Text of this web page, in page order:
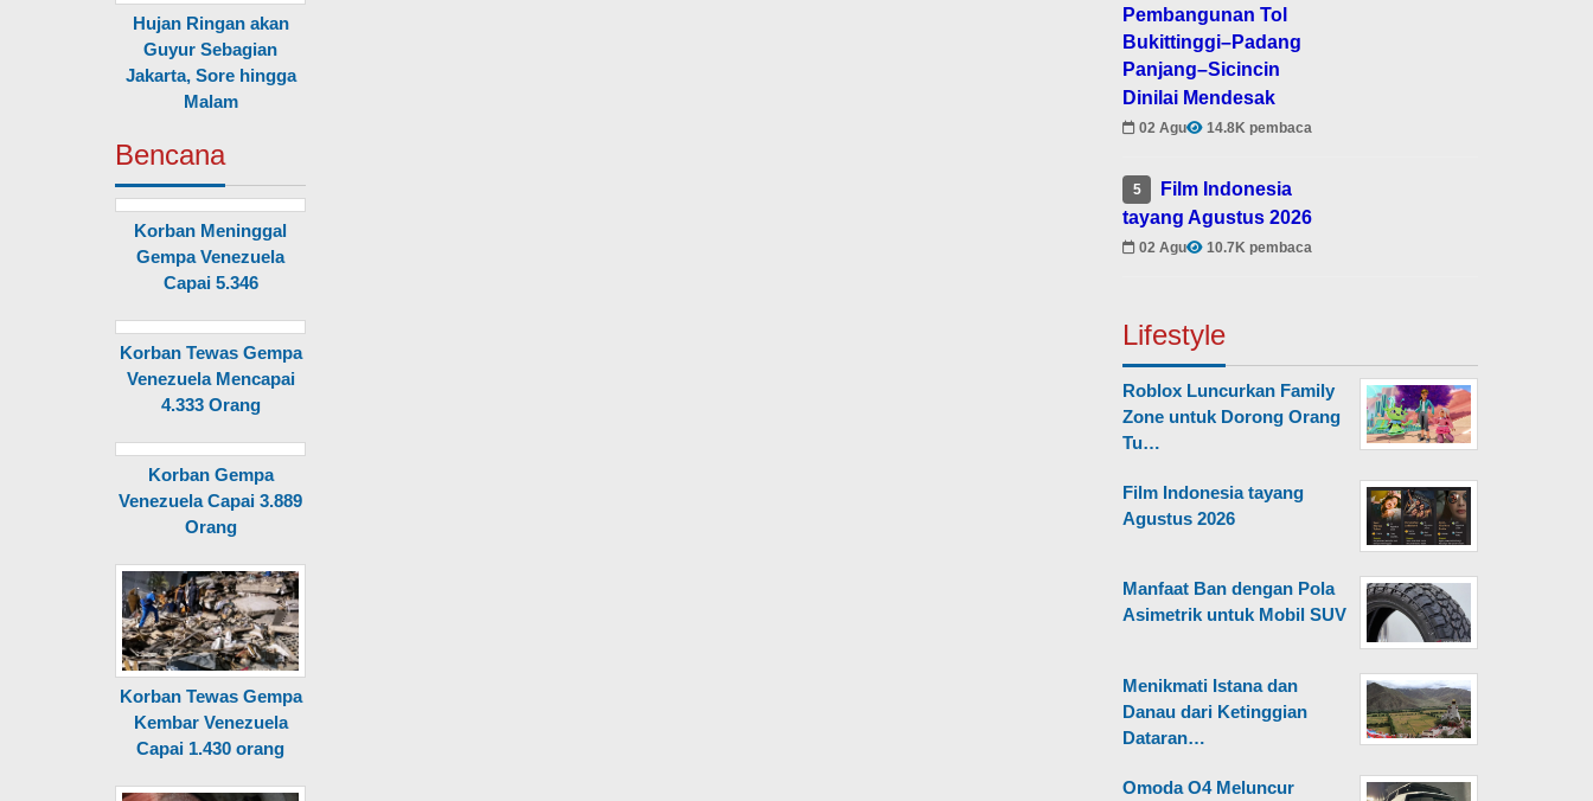
Hujan Ringan akan
Guyur Sebagian
Jakarta, Sore hingga
Malam
Bencana
Korban Meninggal
Gempa Venezuela
Capai 5.346
Korban Tewas Gempa
Venezuela Mencapai
4.333 Orang
Korban Gempa
Venezuela Capai 3.889
Orang
Korban Tewas Gempa
Kembar Venezuela
Capai 1.430 orang
Pembangunan Tol
Bukittinggi–Padang
Panjang–Sicincin
Dinilai Mendesak
02 Agu 14.8K pembaca
5
Film Indonesia
tayang Agustus 2026
02 Agu 10.7K pembaca
Lifestyle
Roblox Luncurkan Family
Zone untuk Dorong Orang
Tu…
Film Indonesia tayang
Agustus 2026
Manfaat Ban dengan Pola
Asimetrik untuk Mobil SUV
Menikmati Istana dan
Danau dari Ketinggian
Dataran…
Omoda O4 Meluncur